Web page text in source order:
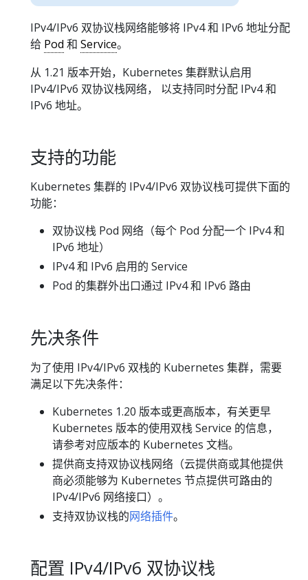
IPv4/IPv6 双协议栈网络能够将 IPv4 和 IPv6 地址分配
给 Pod 和 Service。
从 1.21 版本开始，Kubernetes 集群默认启用
IPv4/IPv6 双协议栈网络， 以支持同时分配 IPv4 和
IPv6 地址。
支持的功能
Kubernetes 集群的 IPv4/IPv6 双协议栈可提供下面的
功能：
双协议栈 Pod 网络（每个 Pod 分配一个 IPv4 和
IPv6 地址）
IPv4 和 IPv6 启用的 Service
Pod 的集群外出口通过 IPv4 和 IPv6 路由
先决条件
为了使用 IPv4/IPv6 双栈的 Kubernetes 集群，需要
满足以下先决条件：
Kubernetes 1.20 版本或更高版本，有关更早
Kubernetes 版本的使用双栈 Service 的信息，
请参考对应版本的 Kubernetes 文档。
提供商支持双协议栈网络（云提供商或其他提供
商必须能够为 Kubernetes 节点提供可路由的
IPv4/IPv6 网络接口）。
支持双协议栈的网络插件。
配置 IPv4/IPv6 双协议栈